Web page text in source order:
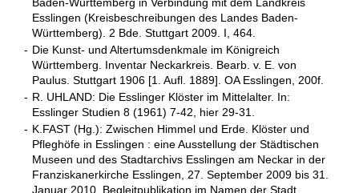
Esslingen (Kreisbeschreibungen des Landes Baden-
Württemberg). 2 Bde. Stuttgart 2009. I, 464.
- Die Kunst- und Altertumsdenkmale im Königreich
Württemberg. Inventar Neckarkreis. Bearb. v. E. von
Paulus. Stuttgart 1906 [1. Aufl. 1889]. OA Esslingen, 200f.
- R. UHLAND: Die Esslinger Klöster im Mittelalter. In:
Esslinger Studien 8 (1961) 7-42, hier 29-31.
- K.FAST (Hg.): Zwischen Himmel und Erde. Klöster und
Pfleghöfe in Esslingen : eine Ausstellung der Städtischen
Museen und des Stadtarchivs Esslingen am Neckar in der
Franziskanerkirche Esslingen, 27. September 2009 bis 31.
Januar 2010. Begleitpublikation im Namen der Stadt